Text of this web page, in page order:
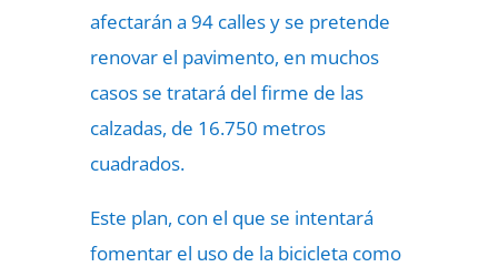
afectarán a 94 calles y se pretende
renovar el pavimento, en muchos
casos se tratará del firme de las
calzadas, de 16.750 metros
cuadrados.
Este plan, con el que se intentará
fomentar el uso de la bicicleta como